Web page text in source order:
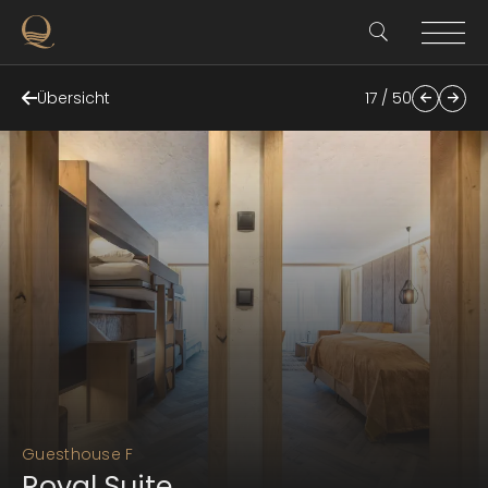
Übersicht 17 / 50
Guesthouse F